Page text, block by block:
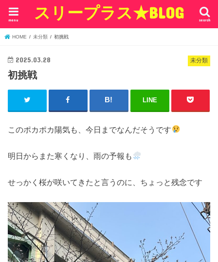
スリープラス★BLOG search
menu
HOME 未分類 初挑戦
未分類
2025.03.28
初挑戦
LINE
このポカポカ陽気も、今日までなんだそうです
明日からまた寒くなり、雨の予報も
せっかく桜が咲いてきたと言うのに、ちょっと残念です